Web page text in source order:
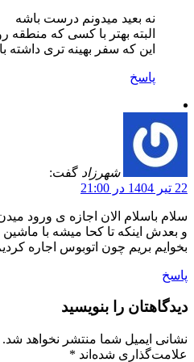
نه بعید میدونم درست باشه
البته بهتر با کسی که منطقه
این که سفر بهینه تری داشته
پاسخ
شهرزاد گفت:
22 تیر 1404 در 21:00
سلام باسلام الان اجازه ی ورود
و بعدش اینکه تا کحا میشه با
بخوایم بریم چون اتوبوس اجاره
پاسخ
دیدگاهتان را بنویسید
نشانی ایمیل شما منتشر نخواهد شد.
علامت‌گذاری شده‌اند *